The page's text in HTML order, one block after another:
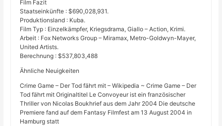
Film Fazit
Staatseinkünfte : $690,028,931.
Produktionsland : Kuba.
Film Typ : Einzelkämpfer, Kriegsdrama, Giallo – Action, Krimi.
Arbeit : Fox Networks Group – Miramax, Metro-Goldwyn-Mayer,
United Artists.
Berechnung : $537,803,488
Ähnliche Neuigkeiten
Crime Game – Der Tod fährt mit – Wikipedia ~ Crime Game – Der
Tod fährt mit Originaltitel Le Convoyeur ist ein französischer
Thriller von Nicolas Boukhrief aus dem Jahr 2004 Die deutsche
Premiere fand auf dem Fantasy Filmfest am 13 August 2004 in
Hamburg statt